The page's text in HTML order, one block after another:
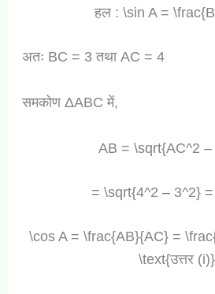
हल : \sin A =
अतः BC = 3 तथा AC = 4
समकोण ΔABC में,
AB = \sqrt{AC^2
= \sqrt{4^2 – 3^2}
\cos A = \frac{AB}{AC} =
\text{उत्तर (i)}